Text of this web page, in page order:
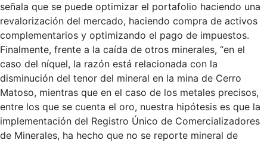
señala que se puede optimizar el portafolio haciendo una
revalorización del mercado, haciendo compra de activos
complementarios y optimizando el pago de impuestos.
Finalmente, frente a la caída de otros minerales, “en el
caso del níquel, la razón está relacionada con la
disminución del tenor del mineral en la mina de Cerro
Matoso, mientras que en el caso de los metales precisos,
entre los que se cuenta el oro, nuestra hipótesis es que la
implementación del Registro Único de Comercializadores
de Minerales, ha hecho que no se reporte mineral de